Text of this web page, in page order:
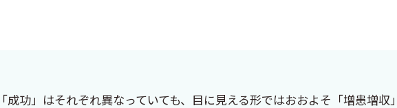
功」はそれぞれ異なっていても、目に見える形ではおおよそ「増患増収